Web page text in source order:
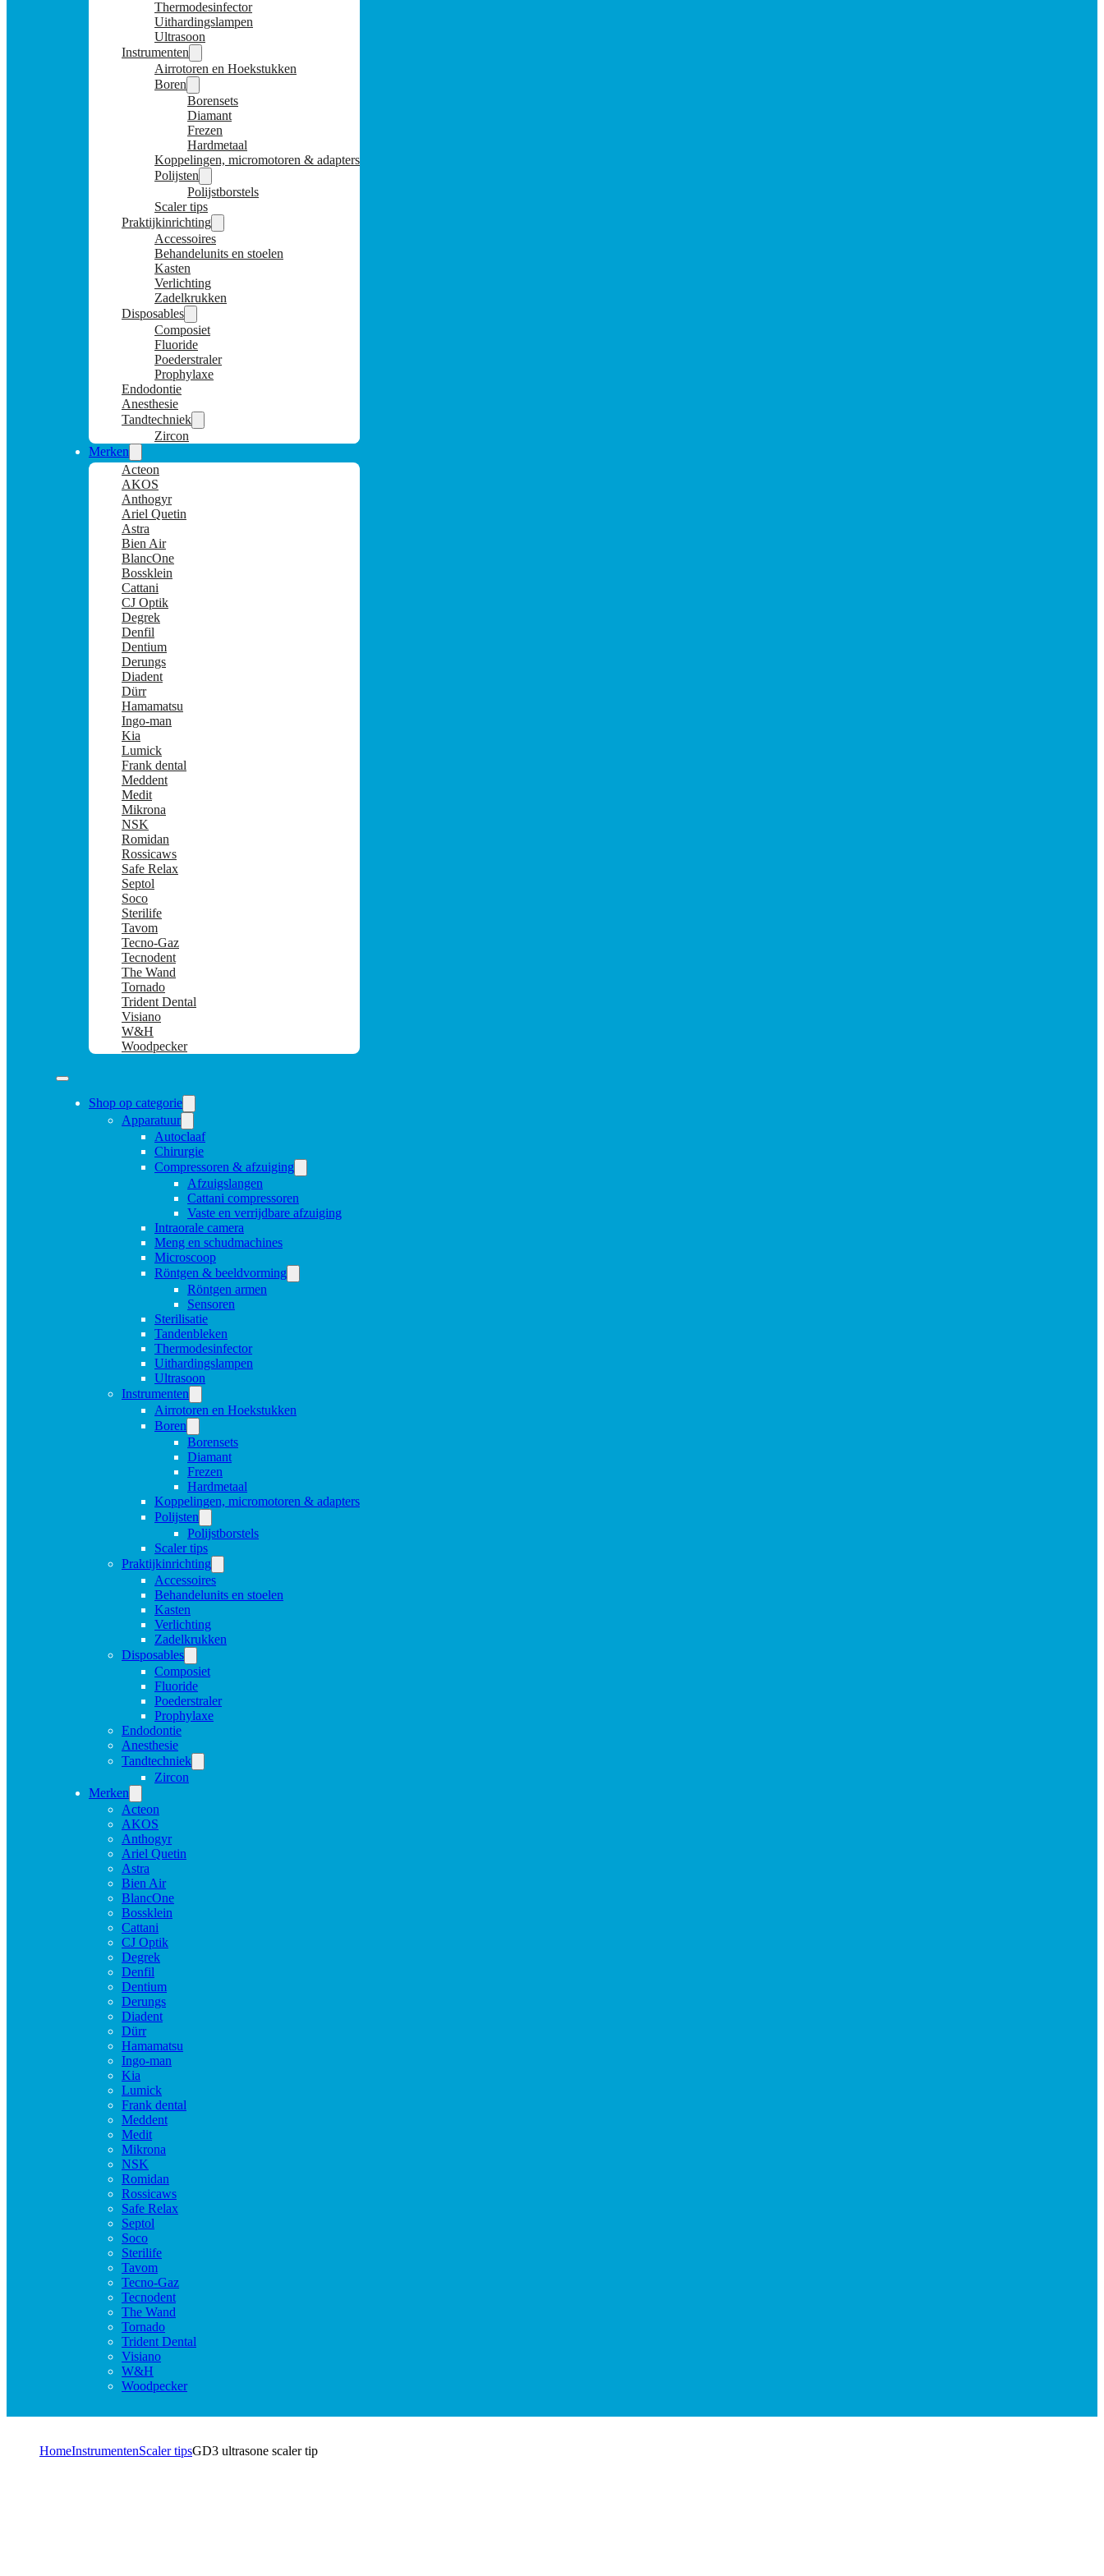
Thermodesinfector
Uithardingslampen
Ultrasoon
Instrumenten
Airrotoren en Hoekstukken
Boren
Borensets
Diamant
Frezen
Hardmetaal
Koppelingen, micromotoren & adapters
Polijsten
Polijstborstels
Scaler tips
Praktijkinrichting
Accessoires
Behandelunits en stoelen
Kasten
Verlichting
Zadelkrukken
Disposables
Composiet
Fluoride
Poederstraler
Prophylaxe
Endodontie
Anesthesie
Tandtechniek
Zircon
Merken
Acteon
AKOS
Anthogyr
Ariel Quetin
Astra
Bien Air
BlancOne
Bossklein
Cattani
CJ Optik
Degrek
Denfil
Dentium
Derungs
Diadent
Dürr
Hamamatsu
Ingo-man
Kia
Lumick
Frank dental
Meddent
Medit
Mikrona
NSK
Romidan
Rossicaws
Safe Relax
Septol
Soco
Sterilife
Tavom
Tecno-Gaz
Tecnodent
The Wand
Tornado
Trident Dental
Visiano
W&H
Woodpecker
Shop op categorie
Apparatuur
Autoclaaf
Chirurgie
Compressoren & afzuiging
Afzuigslangen
Cattani compressoren
Vaste en verrijdbare afzuiging
Intraorale camera
Meng en schudmachines
Microscoop
Röntgen & beeldvorming
Röntgen armen
Sensoren
Sterilisatie
Tandenbleken
Thermodesinfector
Uithardingslampen
Ultrasoon
Instrumenten
Airrotoren en Hoekstukken
Boren
Borensets
Diamant
Frezen
Hardmetaal
Koppelingen, micromotoren & adapters
Polijsten
Polijstborstels
Scaler tips
Praktijkinrichting
Accessoires
Behandelunits en stoelen
Kasten
Verlichting
Zadelkrukken
Disposables
Composiet
Fluoride
Poederstraler
Prophylaxe
Endodontie
Anesthesie
Tandtechniek
Zircon
Merken
Acteon
AKOS
Anthogyr
Ariel Quetin
Astra
Bien Air
BlancOne
Bossklein
Cattani
CJ Optik
Degrek
Denfil
Dentium
Derungs
Diadent
Dürr
Hamamatsu
Ingo-man
Kia
Lumick
Frank dental
Meddent
Medit
Mikrona
NSK
Romidan
Rossicaws
Safe Relax
Septol
Soco
Sterilife
Tavom
Tecno-Gaz
Tecnodent
The Wand
Tornado
Trident Dental
Visiano
W&H
Woodpecker
HomeInstrumentenScaler tipsGD3 ultrasone scaler tip